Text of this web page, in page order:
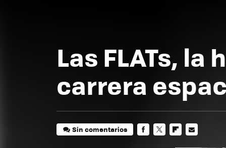
Las FLATs,
carrera
Sin comentarios